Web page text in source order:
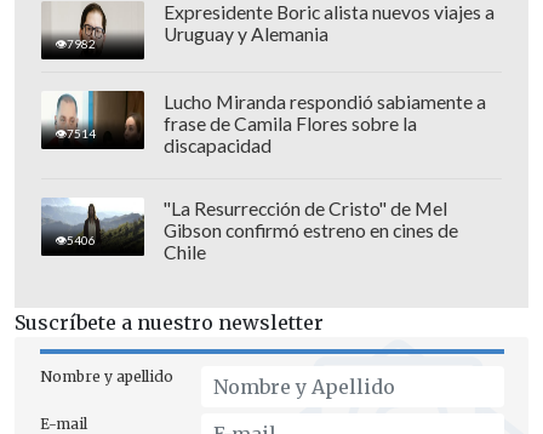
7982
Expresidente Boric alista nuevos viajes a
Uruguay y Alemania
7514
Lucho Miranda respondió sabiamente a
frase de Camila Flores sobre la
discapacidad
5406
"La Resurrección de Cristo" de Mel
Gibson confirmó estreno en cines de
Chile
Suscríbete a nuestro newsletter
Nombre y apellido
E-mail